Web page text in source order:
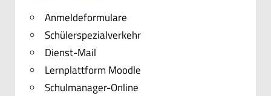
Anmeldeformulare
Schülerspezialverkehr
Dienst-Mail
Lernplattform Moodle
Schulmanager-Online